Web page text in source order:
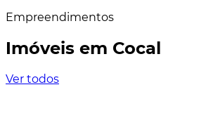
Empreendimentos
Imóveis em Cocal
Ver todos